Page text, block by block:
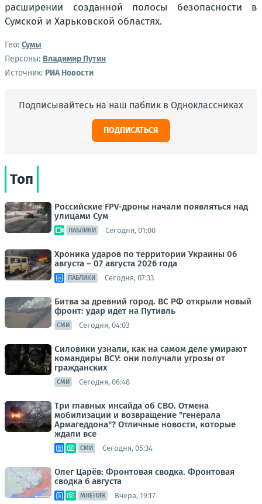
расширении созданной полосы безопасности в
Сумской и Харьковской областях.
Гео: Сумы
Персоны: Владимир Путин
Источник: РИА Новости
Подписывайтесь на наш паблик в Одноклассниках
ПОДПИСАТЬСЯ
Топ
Российские FPV-дроны начали появляться над
улицами Сум
ПАБЛИКИ Сегодня, 01:00
Хроника ударов по территории Украины 06
августа – 07 августа 2026 года
ПАБЛИКИ Сегодня, 07:33
Битва за древний город. ВС РФ открыли новый
фронт: удар идет на Путивль
СМИ Сегодня, 04:03
Силовики узнали, как на самом деле умирают
командиры ВСУ: они получали угрозы от
гражданских
СМИ Сегодня, 06:48
Три главных инсайда об СВО. Отмена
мобилизации и возвращение "генерала
Армагеддона"? Отличные новости, которые
ждали все
СМИ Сегодня, 05:34
Олег Царёв: Фронтовая сводка. Фронтовая
сводка 6 августа
МНЕНИЯ Вчера, 19:17